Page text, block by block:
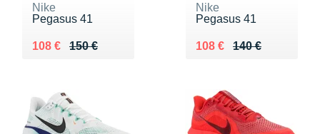
Nike
Pegasus 41
150 €
Au lieu de 150 €
108 €
Vendu 108 €
Nike
Pegasus 41
140 €
Au lieu de 140 €
108 €
Vendu 108 €